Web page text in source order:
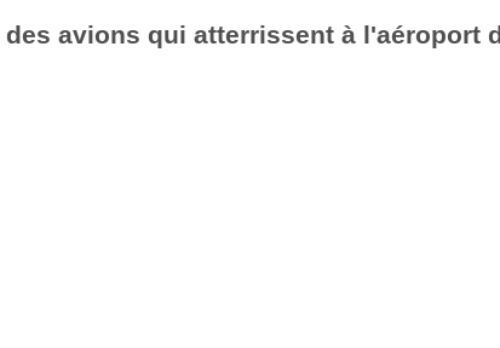
avions qui atterrissent à l'aéroport